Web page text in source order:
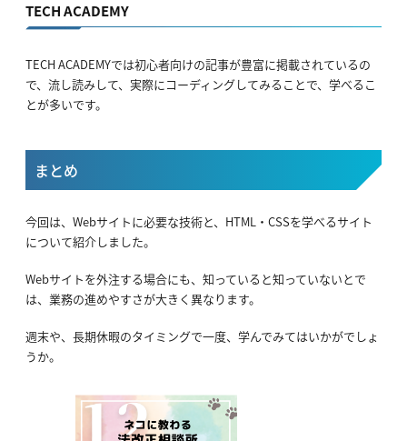
TECH ACADEMY
TECH ACADEMYでは初心者向けの記事が豊富に掲載されているの
で、流し読みして、実際にコーディングしてみることで、学べるこ
とが多いです。
まとめ
今回は、Webサイトに必要な技術と、HTML・CSSを学べるサイト
について紹介しました。
Webサイトを外注する場合にも、知っていると知っていないとで
は、業務の進めやすさが大きく異なります。
週末や、長期休暇のタイミングで一度、学んでみてはいかがでしょ
うか。